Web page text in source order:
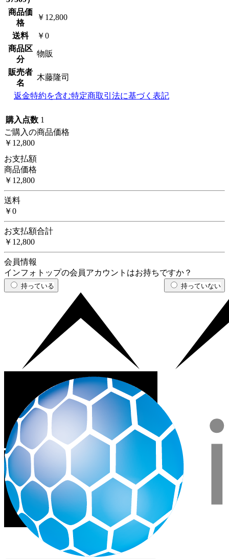
商品価
格
￥12,800
送料
￥0
商品区
分
物販
販売者
名
木藤隆司
返金特約を含む特定商取引法に基づく表記
購入点数 1
ご購入の商品価格
￥12,800
お支払額
商品価格
￥12,800
送料
￥0
お支払額合計
￥12,800
会員情報
インフォトップの会員アカウントはお持ちですか？
持っている 持っていない